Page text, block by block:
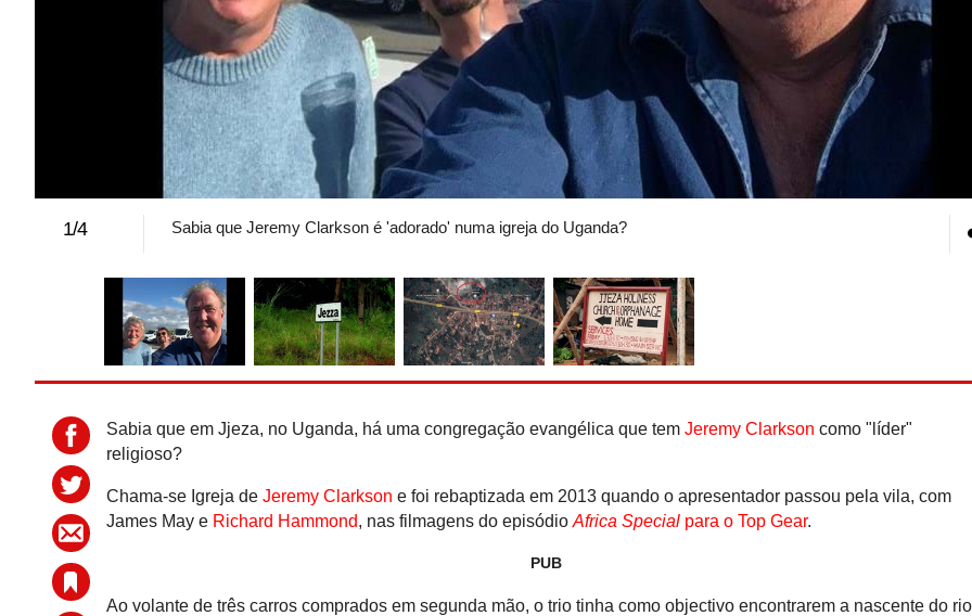
1/4 Sabia que Jeremy Clarkson é 'adorado' numa igreja do Uganda?
Sabia que em Jjeza, no Uganda, há uma congregação evangélica que temJeremy Clarkson como "líder"
religioso?
Chama-se Igreja deJeremy Clarkson e foi rebaptizada em 2013 quando o apresentador passou pela vila, com
James May e Richard Hammond, nas filmagens do episódioAfrica Special para o Top Gear.
PUB
Ao volante de três carros comprados em segunda mão, o trio tinha como objectivo encontrarem a nascente do rio
Recorde do Guiness:
reabastecer